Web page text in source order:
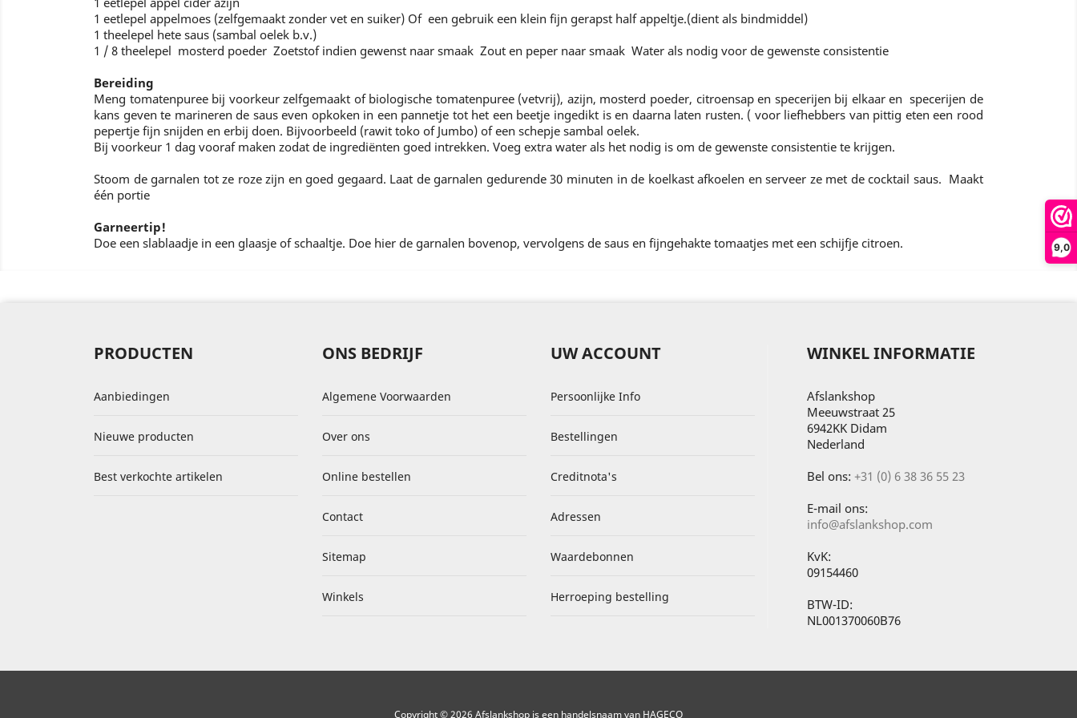
9,0
1 eetlepel appelmoes (zelfgemaakt zonder vet en suiker) Of een gebruik een klein fijn gerapst half appeltje.(dient als bindmiddel)
1 theelepel hete saus (sambal oelek b.v.)
1 / 8 theelepel mosterd poeder Zoetstof indien gewenst naar smaak Zout en peper naar smaak Water als nodig voor de gewenste consistentie
Bereiding
Meng tomatenpuree bij voorkeur zelfgemaakt of biologische tomatenpuree (vetvrij), azijn, mosterd poeder, citroensap en specerijen bij elkaar en specerijen de
kans geven te marineren de saus even opkoken in een pannetje tot het een beetje ingedikt is en daarna laten rusten. ( voor liefhebbers van pittig eten een rood
pepertje fijn snijden en erbij doen. Bijvoorbeeld (rawit toko of Jumbo) of een schepje sambal oelek.
Bij voorkeur 1 dag vooraf maken zodat de ingrediënten goed intrekken. Voeg extra water als het nodig is om de gewenste consistentie te krijgen.
Stoom de garnalen tot ze roze zijn en goed gegaard. Laat de garnalen gedurende 30 minuten in de koelkast afkoelen en serveer ze met de cocktail saus. Maakt
één portie
Garneertip!
Doe een slablaadje in een glaasje of schaaltje. Doe hier de garnalen bovenop, vervolgens de saus en fijngehakte tomaatjes met een schijfje citroen.
PRODUCTEN
Aanbiedingen
Nieuwe producten
Best verkochte artikelen
ONS BEDRIJF
Algemene Voorwaarden
Over ons
Online bestellen
Contact
Sitemap
Winkels
UW ACCOUNT
Persoonlijke Info
Bestellingen
Creditnota's
Adressen
Waardebonnen
Herroeping bestelling
WINKEL INFORMATIE
Afslankshop
Meeuwstraat 25
6942KK Didam
Nederland
Bel ons: +31 (0) 6 38 36 55 23
E-mail ons:
info@afslankshop.com
KvK:
09154460
BTW-ID:
NL001370060B76
Copyright © 2026 Afslankshop is een handelsnaam van HAGECO